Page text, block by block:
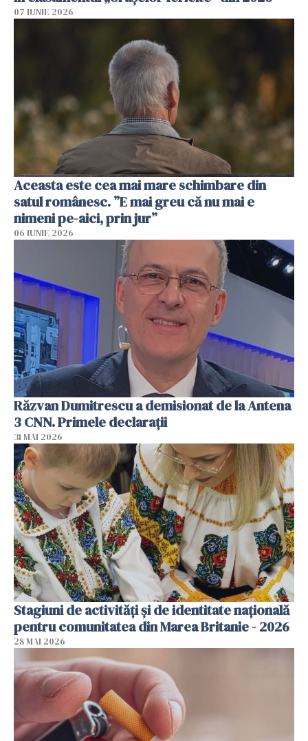
07 IUNIE 2026
Aceasta este cea mai mare schimbare din
satul românesc. ”E mai greu că nu mai e
nimeni pe-aici, prin jur”
06 IUNIE 2026
Răzvan Dumitrescu a demisionat de la Antena
3 CNN. Primele declarații
31 MAI 2026
Stagiuni de activități și de identitate națională
pentru comunitatea din Marea Britanie - 2026
28 MAI 2026